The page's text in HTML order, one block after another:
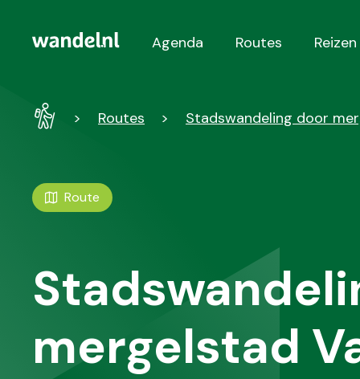
Hoofdnavigatie
Agenda Routes Reizen
WandelRoutes Stadswandeling door
Route
mergelstad